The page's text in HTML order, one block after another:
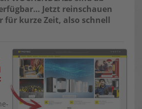
Jetzt reinschauen
für kurze Zeit, also schnell